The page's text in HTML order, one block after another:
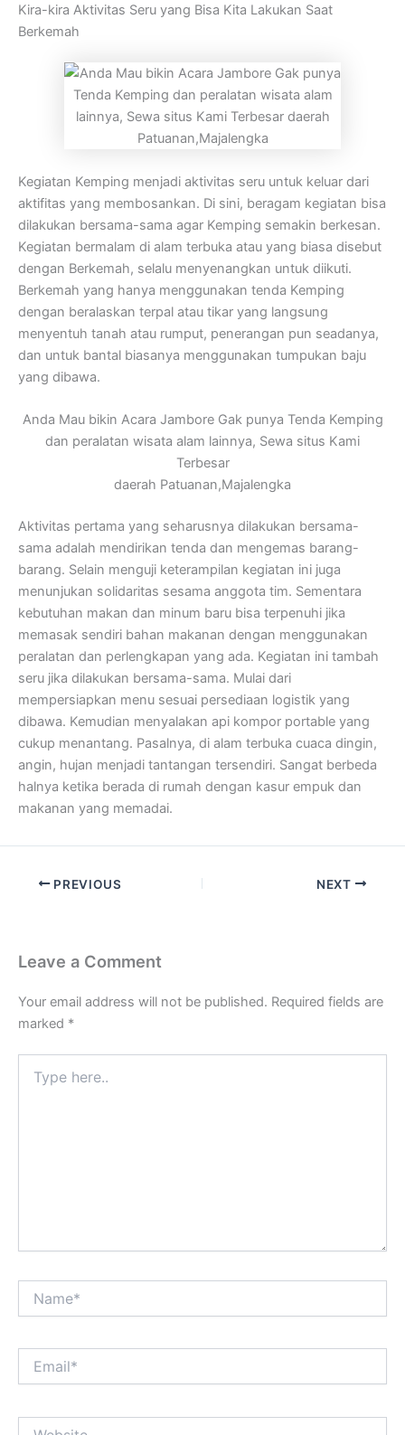
Kira-kira Aktivitas Seru yang Bisa Kita Lakukan Saat
Berkemah
Kegiatan Kemping menjadi aktivitas seru untuk keluar dari
aktifitas yang membosankan. Di sini, beragam kegiatan bisa
dilakukan bersama-sama agar Kemping semakin berkesan.
Kegiatan bermalam di alam terbuka atau yang biasa disebut
dengan Berkemah, selalu menyenangkan untuk diikuti.
Berkemah yang hanya menggunakan tenda Kemping
dengan beralaskan terpal atau tikar yang langsung
menyentuh tanah atau rumput, penerangan pun seadanya,
dan untuk bantal biasanya menggunakan tumpukan baju
yang dibawa.
Anda Mau bikin Acara Jambore Gak punya Tenda Kemping
dan peralatan wisata alam lainnya, Sewa situs Kami
Terbesar
daerah Patuanan,Majalengka
Aktivitas pertama yang seharusnya dilakukan bersama-
sama adalah mendirikan tenda dan mengemas barang-
barang. Selain menguji keterampilan kegiatan ini juga
menunjukan solidaritas sesama anggota tim. Sementara
kebutuhan makan dan minum baru bisa terpenuhi jika
memasak sendiri bahan makanan dengan menggunakan
peralatan dan perlengkapan yang ada. Kegiatan ini tambah
seru jika dilakukan bersama-sama. Mulai dari
mempersiapkan menu sesuai persediaan logistik yang
dibawa. Kemudian menyalakan api kompor portable yang
cukup menantang. Pasalnya, di alam terbuka cuaca dingin,
angin, hujan menjadi tantangan tersendiri. Sangat berbeda
halnya ketika berada di rumah dengan kasur empuk dan
makanan yang memadai.
PREVIOUS NEXT
Leave a Comment
Your email address will not be published. Required fields are
marked *
here..